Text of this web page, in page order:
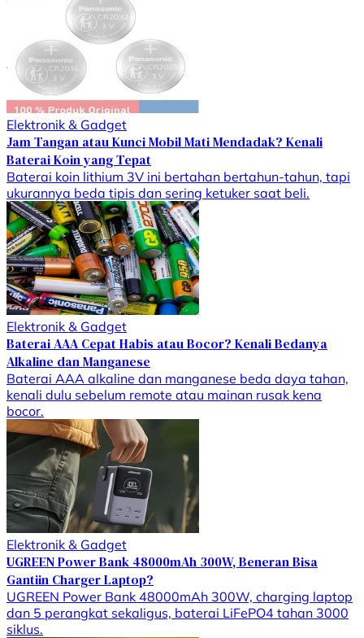
Elektronik & Gadget
Jam Tangan atau Kunci Mobil Mati Mendadak? Kenali
Baterai Koin yang Tepat
Baterai koin lithium 3V ini bertahan bertahun-tahun, tapi
ukurannya beda tipis dan sering ketuker saat beli.
Elektronik & Gadget
Baterai AAA Cepat Habis atau Bocor? Kenali Bedanya
Alkaline dan Manganese
Baterai AAA alkaline dan manganese beda daya tahan,
kenali dulu sebelum remote atau mainan rusak kena
bocor.
Elektronik & Gadget
UGREEN Power Bank 48000mAh 300W, Beneran Bisa
Gantiin Charger Laptop?
UGREEN Power Bank 48000mAh 300W, charging laptop
dan 5 perangkat sekaligus, baterai LiFePO4 tahan 3000
siklus.